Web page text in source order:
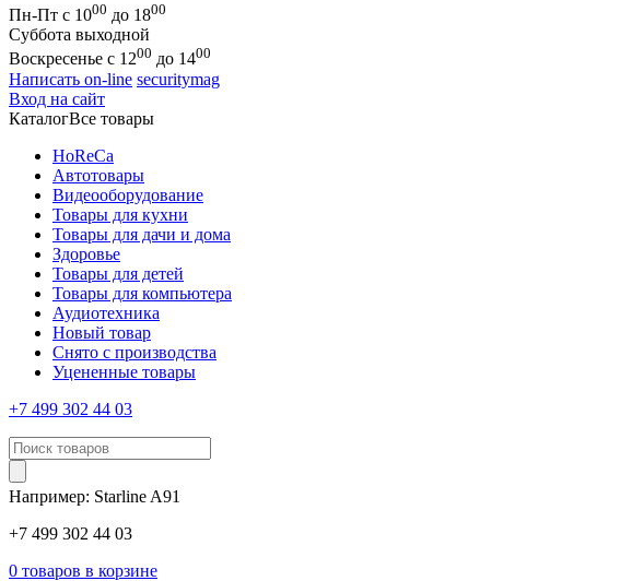
Пн-Пт с 1000 до 1800
Суббота выходной
Воскресенье с 1200 до 1400
Написать on-line securitymag
Вход на сайт
КаталогВсе товары
HoReCa
Автотовары
Видеооборудование
Товары для кухни
Товары для дачи и дома
Здоровье
Товары для детей
Товары для компьютера
Аудиотехника
Новый товар
Снято с производства
Уцененные товары
+7 499 302 44 03
Например: Starline A91
+7 499 302 44 03
0 товаров в корзине